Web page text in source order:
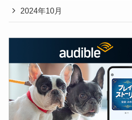
2024年10月